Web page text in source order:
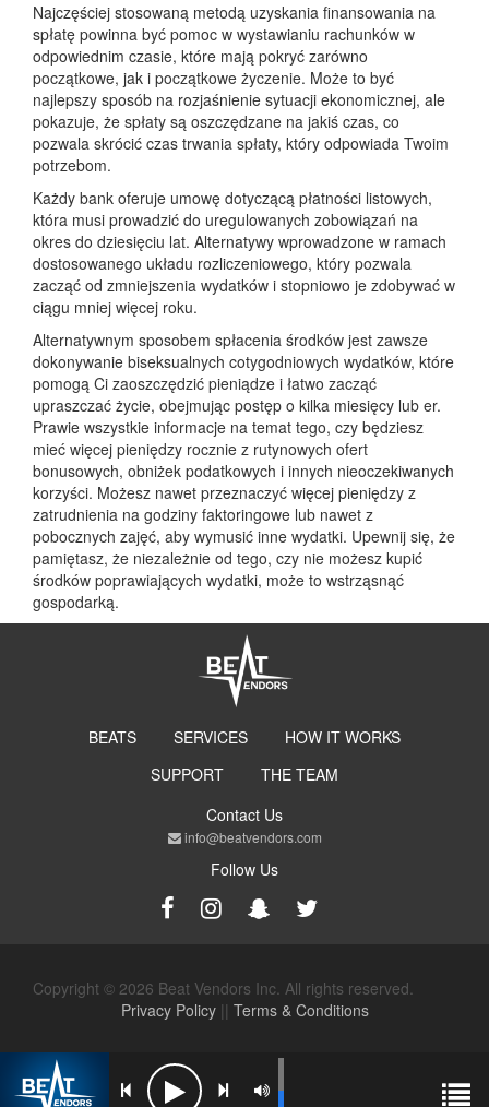
Najczęściej stosowaną metodą uzyskania finansowania na
spłatę powinna być pomoc w wystawianiu rachunków w
odpowiednim czasie, które mają pokryć zarówno
początkowe, jak i początkowe życzenie. Może to być
najlepszy sposób na rozjaśnienie sytuacji ekonomicznej, ale
pokazuje, że spłaty są oszczędzane na jakiś czas, co
pozwala skrócić czas trwania spłaty, który odpowiada Twoim
potrzebom.
Każdy bank oferuje umowę dotyczącą płatności listowych,
która musi prowadzić do uregulowanych zobowiązań na
okres do dziesięciu lat. Alternatywy wprowadzone w ramach
dostosowanego układu rozliczeniowego, który pozwala
zacząć od zmniejszenia wydatków i stopniowo je zdobywać w
ciągu mniej więcej roku.
Alternatywnym sposobem spłacenia środków jest zawsze
dokonywanie biseksualnych cotygodniowych wydatków, które
pomogą Ci zaoszczędzić pieniądze i łatwo zacząć
upraszczać życie, obejmując postęp o kilka miesięcy lub er.
Prawie wszystkie informacje na temat tego, czy będziesz
mieć więcej pieniędzy rocznie z rutynowych ofert
bonusowych, obniżek podatkowych i innych nieoczekiwanych
korzyści. Możesz nawet przeznaczyć więcej pieniędzy z
zatrudnienia na godziny faktoringowe lub nawet z
pobocznych zajęć, aby wymusić inne wydatki. Upewnij się, że
pamiętasz, że niezależnie od tego, czy nie możesz kupić
środków poprawiających wydatki, może to wstrząsnąć
gospodarką.
BEATS SERVICES
HOW IT WORKS
SUPPORT
THE TEAM
Contact Us
info@beatvendors.com
Follow Us
Copyright © 2026 Beat Vendors Inc. All rights reserved.
Privacy Policy|| Terms & Conditions